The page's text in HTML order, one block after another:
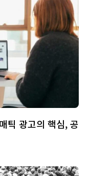
틱 광고의 핵심, 공